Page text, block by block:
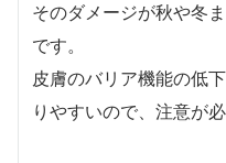
そのダメージが秋や冬
です。
皮膚のバリア機能の低
りやすいので、注意が必